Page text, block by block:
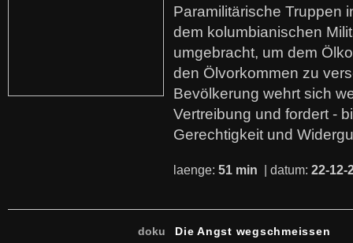
Paramilitärische Truppen
dem kolumbianischen
umgebracht, um dem
den Ölvorkommen zu
Bevölkerung wehrt sich
Vertreibung und fordert -
Gerechtigkeit und
laenge: 51 min | datum: 22-12-
doku Die Angst wegschmeissen